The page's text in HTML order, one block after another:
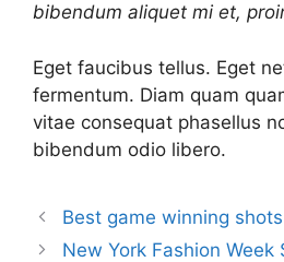
bibendum aliquet mi et,
Eget faucibus tellus. Eget
fermentum. Diam quam
vitae consequat phasellus
bibendum odio libero.
Best game winning
New York Fashion Week